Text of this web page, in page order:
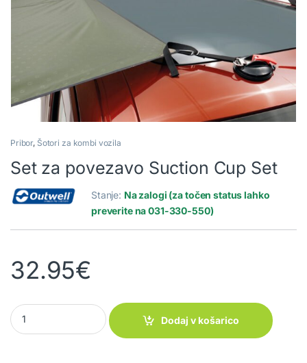
Pribor, Šotori za kombi vozila
Set za povezavo Suction Cup Set
Stanje: Na zalogi (za točen status lahko
preverite na 031-330-550)
32.95€
Set za povezavo Suction Cup Set quantity
Dodaj v košarico